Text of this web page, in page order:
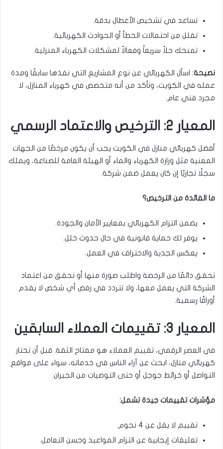
تساعد في تشخيص الأعطال بدقة.
تقلل من احتمالات الخطأ أو الحوادث الكهربائية.
تمنحك حلاً سريعاً وفعالاً لمشكلات الكهرباء المنزلية.
نصيحة: اسأل الكهربائي عن نوع المشاريع التي نفذها سابقًا ومدة
عمله في الكويت، وتأكد من أنه متخصص في كهرباء المنازل، لا
مجرد فني عام.
المعيار 2: الترخيص والاعتماد الرسمي
أفضل كهربائي منازل في الكويت يجب أن يكون مرخصًا من الجهات
المعنية مثل وزارة الكهرباء والماء أو الهيئة العامة للصناعة، ويملك
سجلًا تجاريًا إن كان يعمل ضمن شركة.
ما الفائدة من الترخيص؟
يضمن التزام الكهربائي بمعايير الأمان والجودة.
يوفر لك حماية قانونية في حال حدوث خلل.
يعكس الجدية والاحتراف في العمل.
تحقق دائمًا من الرخصة واطلب صورة منها أو تحقق من اعتماد
الشركة التي يعمل معها، ولا تتردد في رفض أي شخص لا يقدم
أوراقًا رسمية.
المعيار 3: تقييمات العملاء السابقين
في العصر الرقمي، تقييم العملاء هو مفتاح الثقة. قبل أن تختار
كهربائي منازل، ابحث عن آراء الناس في خدماته، سواء على مواقع
التواصل أو خرائط جوجل أو حتى التوصيات من الجيران.
مؤشرات تقييمات جيدة تشمل:
تقييم لا يقل عن 4 نجوم.
تعليقات إيجابية عن التزام المواعيد وحسن التعامل.